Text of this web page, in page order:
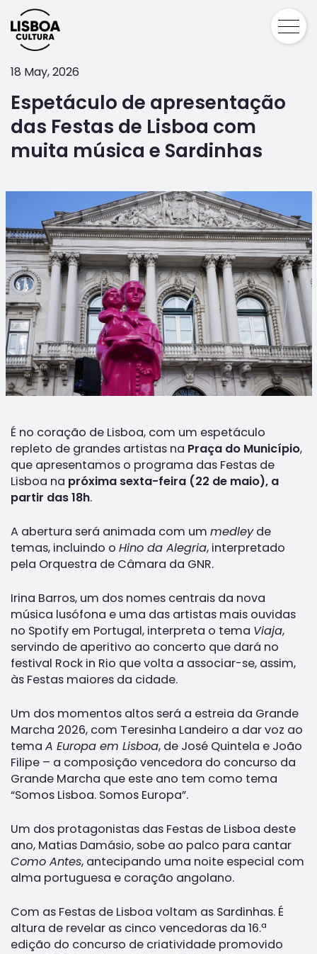
18 May, 2026
Espetáculo de apresentação
das Festas de Lisboa com
muita música e Sardinhas
É no coração de Lisboa, com um espetáculo
repleto de grandes artistas na Praça do Município,
que apresentamos o programa das Festas de
Lisboa na próxima sexta-feira (22 de maio), a
partir das 18h.
A abertura será animada com um medleyde
temas, incluindo o Hino da Alegria, interpretado
pela Orquestra de Câmara da GNR.
Irina Barros, um dos nomes centrais da nova
música lusófona e uma das artistas mais ouvidas
no Spotify em Portugal, interpreta o tema Viaja,
servindo de aperitivo ao concerto que dará no
festival Rock in Rio que volta a associar-se, assim,
às Festas maiores da cidade.
Um dos momentos altos será a estreia da Grande
Marcha 2026, com Teresinha Landeiro a dar voz ao
tema A Europa em Lisboa, de José Quintela e João
Filipe – a composição vencedora do concurso da
Grande Marcha que este ano tem como tema
“Somos Lisboa. Somos Europa”.
Um dos protagonistas das Festas de Lisboa deste
ano, Matias Damásio, sobe ao palco para cantar
Como Antes, antecipando uma noite especial com
alma portuguesa e coração angolano.
Com as Festas de Lisboa voltam as Sardinhas. É
altura de revelar as cinco vencedoras da 16.ª
edição do concurso de criatividade promovido